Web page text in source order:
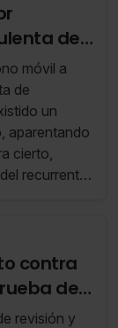
de
móvil a
de
un
aparentando
cierto,
recurrente
contra
de
revisión y